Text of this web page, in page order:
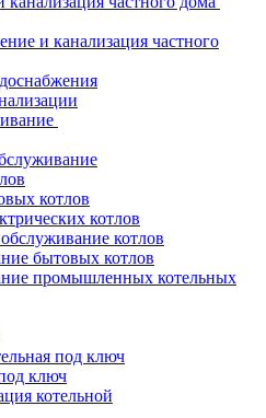
и канализация частного
котлов
котлов
котлов
бытовых котлов
промышленных котельных
под ключ
ключ
котельной